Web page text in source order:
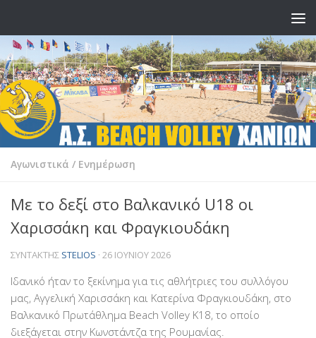
Αγωνιστικά / Ενημέρωση
Με το δεξί στο Βαλκανικό U18 οι
Χαρισσάκη και Φραγκιουδάκη
ΣΥΝΤΆΚΤΗΣ STELIOS · 26 ΙΟΥΝΊΟΥ 2026
Ιδανικό ήταν το ξεκίνημα για τις αθλήτριες του συλλόγου
μας, Αγγελική Χαρισσάκη και Κατερίνα Φραγκιουδάκη, στο
Βαλκανικό Πρωτάθλημα Beach Volley Κ18, το οποίο
διεξάγεται στην Κωνστάντζα της Ρουμανίας.